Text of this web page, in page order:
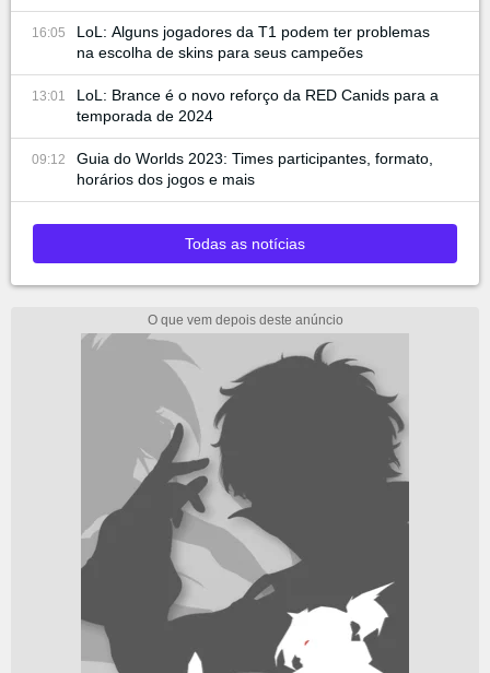
16:05
LoL: Alguns jogadores da T1 podem ter problemas
na escolha de skins para seus campeões
13:01
LoL: Brance é o novo reforço da RED Canids para a
temporada de 2024
09:12
Guia do Worlds 2023: Times participantes, formato,
horários dos jogos e mais
Todas as notícias